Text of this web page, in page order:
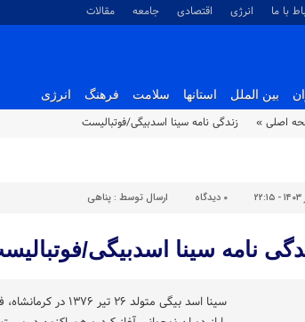
با ما انرژی اقتصادی جامعه مقالات
بین الملل استانها سلامت فرهنگ انرژی
اصلی » زندگی نامه سینا اسدبیگی/فوتبالیست
۰ دیدگاه ارسال توسط : پناهی
نامه سینا اسدبیگی/
سینا اسد بیگی متولد ۲۶